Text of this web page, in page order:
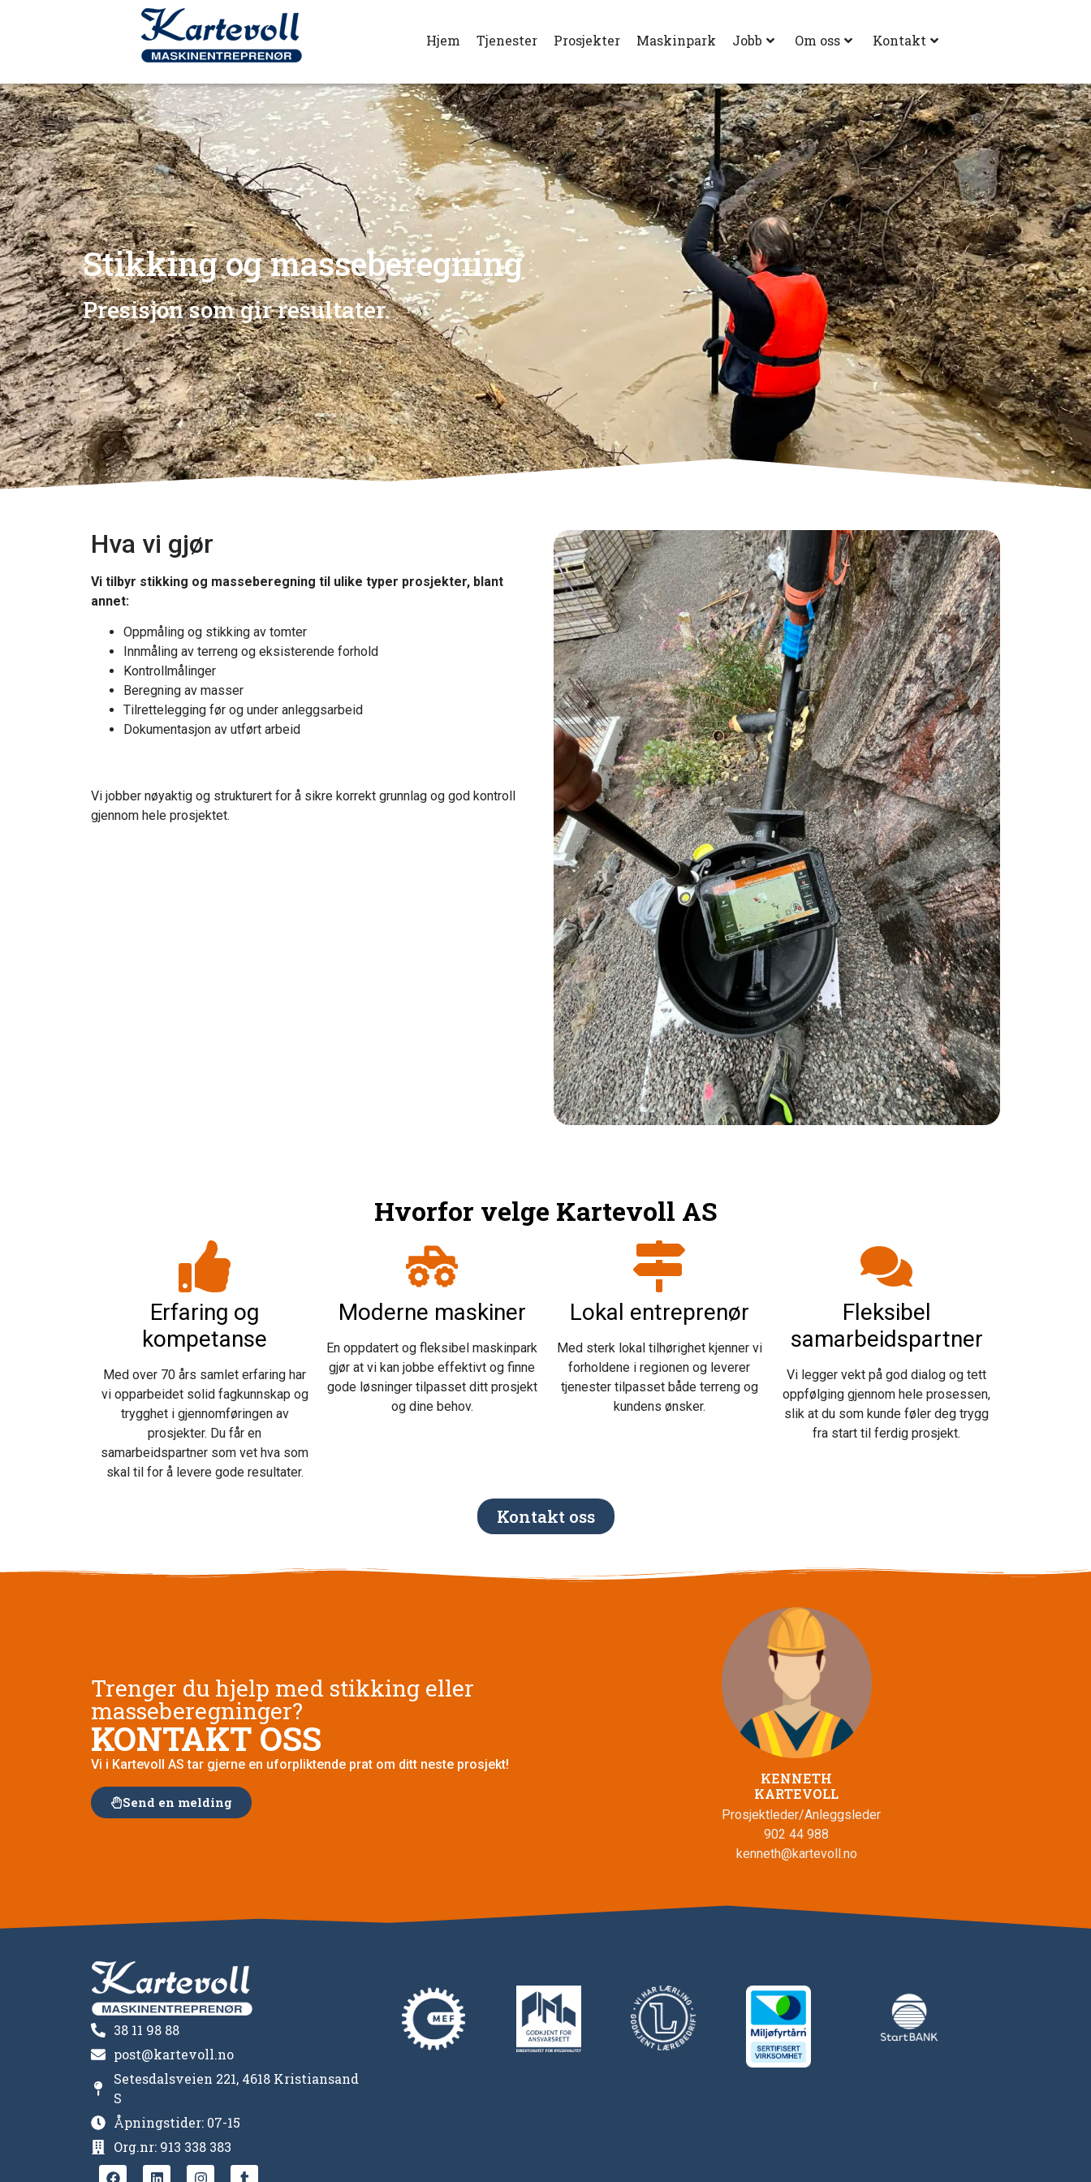
Hjem Tjenester Prosjekter Maskinpark Jobb Om oss Kontakt
Stikking og masseberegning
Presisjon som gir resultater.
Hva vi gjør
Vi tilbyr stikking og masseberegning til ulike typer prosjekter, blant
annet:
Oppmåling og stikking av tomter
Innmåling av terreng og eksisterende forhold
Kontrollmålinger
Beregning av masser
Tilrettelegging før og under anleggsarbeid
Dokumentasjon av utført arbeid
Vi jobber nøyaktig og strukturert for å sikre korrekt grunnlag og god kontroll
gjennom hele prosjektet.
Hvorfor velge Kartevoll AS
Erfaring og
kompetanse
Med over 70 års samlet erfaring har
vi opparbeidet solid fagkunnskap og
trygghet i gjennomføringen av
prosjekter. Du får en
samarbeidspartner som vet hva som
skal til for å levere gode resultater.
Moderne maskiner
En oppdatert og fleksibel maskinpark
gjør at vi kan jobbe effektivt og finne
gode løsninger tilpasset ditt prosjekt
og dine behov.
Lokal entreprenør
Med sterk lokal tilhørighet kjenner vi
forholdene i regionen og leverer
tjenester tilpasset både terreng og
kundens ønsker.
Fleksibel
samarbeidspartner
Vi legger vekt på god dialog og tett
oppfølging gjennom hele prosessen,
slik at du som kunde føler deg trygg
fra start til ferdig prosjekt.
Kontakt oss
Trenger du hjelp med stikking eller
masseberegninger?
KONTAKT OSS
Vi i Kartevoll AS tar gjerne en uforpliktende prat om ditt neste prosjekt!
Send en melding
KENNETH
KARTEVOLL
Prosjektleder/Anleggsleder
902 44 988
kenneth@kartevoll.no
38 11 98 88
post@kartevoll.no
Setesdalsveien 221, 4618 Kristiansand
S
Åpningstider: 07-15
Org.nr: 913 338 383